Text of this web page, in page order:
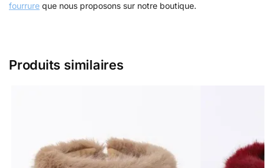
fourrure que nous proposons sur notre boutique.
Produits similaires